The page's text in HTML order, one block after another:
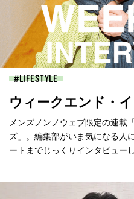
LIFESTYLE
ウィークエンド・
メンズノンノウェブ限定の連載
ズ」。編集部がいま気になる人
ートまでじっくりインタビューし